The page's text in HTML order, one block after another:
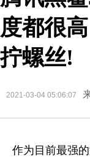
度都很
拧螺丝!
2021-03-04 05:06:07
作为目前最强